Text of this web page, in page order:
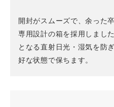
開封がスムーズで、余った
専用設計の箱を採用しまし
となる直射日光・湿気を防
好な状態で保ちます。